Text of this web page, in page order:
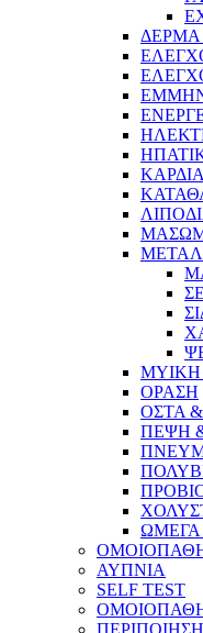
ΔΕΡΜΑ
ΟΡΑΣΗ
ΟΣΤΑ
ΠΕΨΗ
ΩΜΕΓΑ
ΑΥΠΝΙΑ
SELF TEST